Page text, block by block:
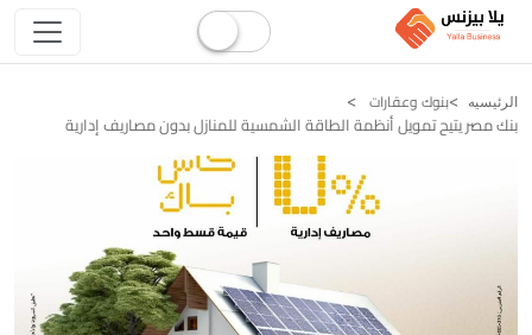
الرئيسيه بنوك وعقارات
بنك مصر يتيح تمويل أنظمة الطاقة الشمسية للمنازل بدون مصاريف إدارية